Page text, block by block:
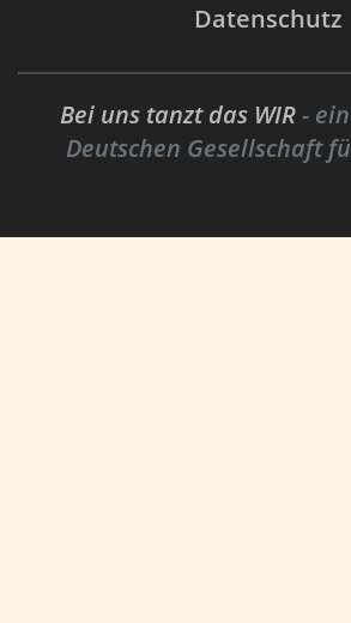
Datenschutz
Bei uns tanzt das WIR-
Deutschen Gesellschaft